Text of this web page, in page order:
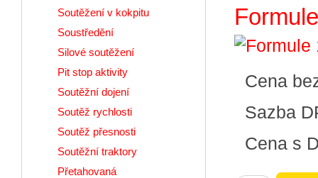
Cena
Sazba
Cena s
Soutěžení v kokpitu
Soustředění
Silové soutěžení
Pit stop aktivity
Soutěžní dojení
Soutěž rychlosti
Soutěž přesnosti
Soutěžní traktory
Přetahovaná